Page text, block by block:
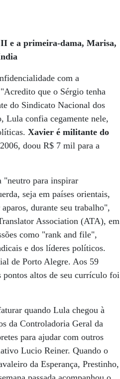
e a primeira-dama, Marisa,
com a
que o Sérgio tenha
do Sindicato Nacional dos
Lula confia cegamente nele,
Xavier é militante do
doou R$ 7 mil para a
"neutro para inspirar
seja em países orientais,
durante seu trabalho",
Association (ATA), em
como "rank and file",
e dos líderes políticos.
de Porto Alegre. Aos 59
pontos altos de seu currículo foi
quando Lula chegou à
da Controladoria Geral da
para ajudar com outros
Lucio Reiner. Quando o
da Esperança, Prestinho,